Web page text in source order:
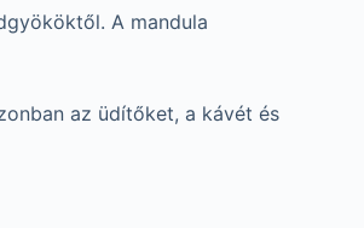
A mandula
az üdítőket, a kávét és